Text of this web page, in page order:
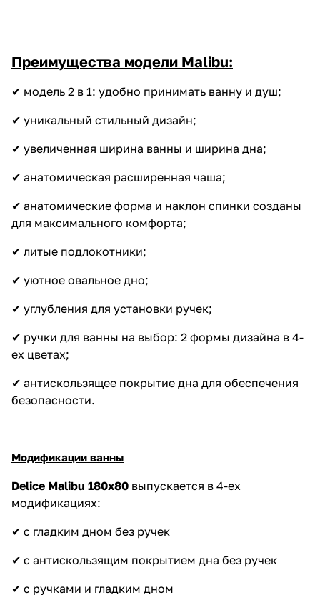
Преимущества модели Malibu:
✔ модель 2 в 1: удобно принимать ванну и душ;
✔ уникальный стильный дизайн;
✔ увеличенная ширина ванны и ширина дна;
✔ анатомическая расширенная чаша;
✔ анатомические форма и наклон спинки созданы
для максимального комфорта;
✔ литые подлокотники;
✔ уютное овальное дно;
✔ углубления для установки ручек;
✔ ручки для ванны на выбор: 2 формы дизайна в 4-
ех цветах;
✔ антискользящее покрытие дна для обеспечения
безопасности.
Модификации ванны
Delice Malibu 180х80 выпускается в 4-ех
модификациях:
✔ с гладким дном без ручек
✔ с антискользящим покрытием дна без ручек
✔ с ручками и гладким дном